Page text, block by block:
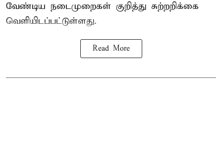
வேண்டிய நடைமுறைகள் குறித்து சுற்றறிக்கை
வெளியிடப்பட்டுள்ளது.
Read More